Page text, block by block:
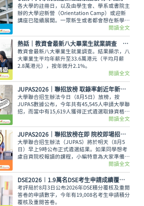
各大學的註冊日，以及由學生會、學系或書院主
辦的大學迎新營（Orientation Camp）或迎新
講座已陸續展開。一眾新生或者都會想在新學年
早些適應新環境，結識到新的同學，迎接豐富精
彩的大學生活。
閱讀全文
熱話│教資會最新八大畢業生就業調查 平均年薪33.6萬元
教資會最新八大畢業生就業調查。結果顯示，八
大畢業生平均年薪升至33.6萬港元（平均月薪
2.8萬港元），按年微升2.1%。
閱讀全文
JUPAS2026｜聯招放榜 取錄率創近年新低 同學宜尋求聯招以外出路
大學聯合招生辦法今日（8月5日）放榜，按
JUPAS數據公布，今年共有45,545人申請大學聯
招，而當中有15,619人獲得正式遴選取錄資格，
佔整體申請人數僅34.29%，創下近年新低。即
使如此，未獲錄取的同學也不用氣餒，還可以多
留意聯招以外的選擇呢。
閱讀全文
JUPAS2026｜聯招放榜在即 院校即場招生日及物資準備清單一覽
大學聯合招生辦法（JUPAS）將於明天（8月5
日）早上9時公布正式遴選結果。如果同學想考
慮自資院校報讀的課程，小編特意為大家準備了
各大專院校的即場招生日詳情與物品準備清單，
讓大家今晚順利執拾行裝，安心休息。
閱讀全文
DSE2026︱1.9萬名DSE考生申請成績覆核及重閱答卷 佔總考生人數逾三成
考評局於8月3日公布2026年DSE積分覆核及重閱
答卷的申請數字，今年有19,008名考生申請積分
覆核及重閱答卷。